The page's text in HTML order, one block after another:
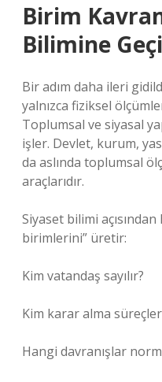
Birim
Bilimine
Bir adım daha ileri
yalnızca fiziksel
Toplumsal ve siyasal
işler. Devlet, kurum,
da aslında toplumsal
araçlarıdır.
Siyaset bilimi
birimlerini” üretir:
Kim vatandaş sayılır?
Kim karar alma
Hangi davranışlar